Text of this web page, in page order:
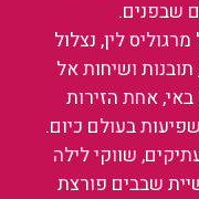
שבפנים.
לין, נצלול
ושיחות אל
אחת הזירות
בעולם כיום.
שווקי לילה
שבבים פורצת